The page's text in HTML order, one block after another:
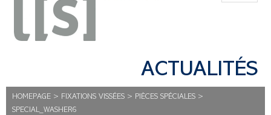
ACTUALITÉS
HOMEPAGE > FIXATIONS VISSÉES > PIÈCES SPÉCIALES >
SPECIAL_WASHER6